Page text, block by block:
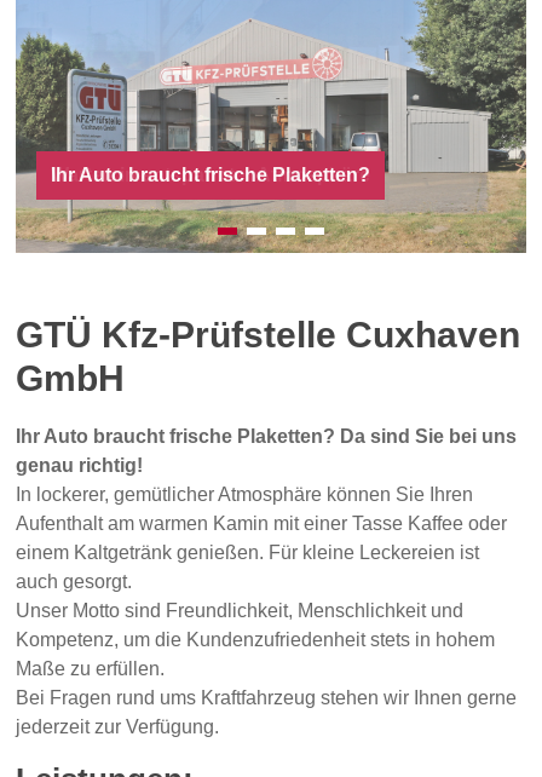
Ihr Auto braucht frische Plaketten?
Warten in entspannter Atmosphäre
GTÜ Kfz-Prüfstelle Cuxhaven
GmbH
Ihr Auto braucht frische Plaketten? Da sind Sie bei uns
genau richtig!
In lockerer, gemütlicher Atmosphäre können Sie Ihren
Aufenthalt am warmen Kamin mit einer Tasse Kaffee oder
einem Kaltgetränk genießen. Für kleine Leckereien ist
auch gesorgt.
Unser Motto sind Freundlichkeit, Menschlichkeit und
Kompetenz, um die Kundenzufriedenheit stets in hohem
Maße zu erfüllen.
Bei Fragen rund ums Kraftfahrzeug stehen wir Ihnen gerne
jederzeit zur Verfügung.